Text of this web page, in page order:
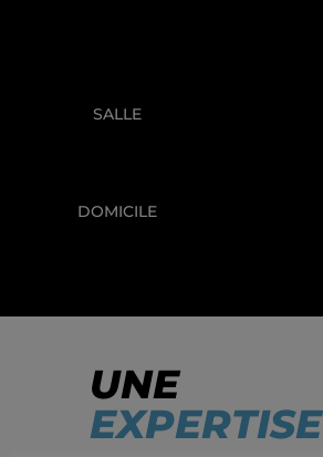
SALLE
DOMICILE
UNE
EXPERTISE